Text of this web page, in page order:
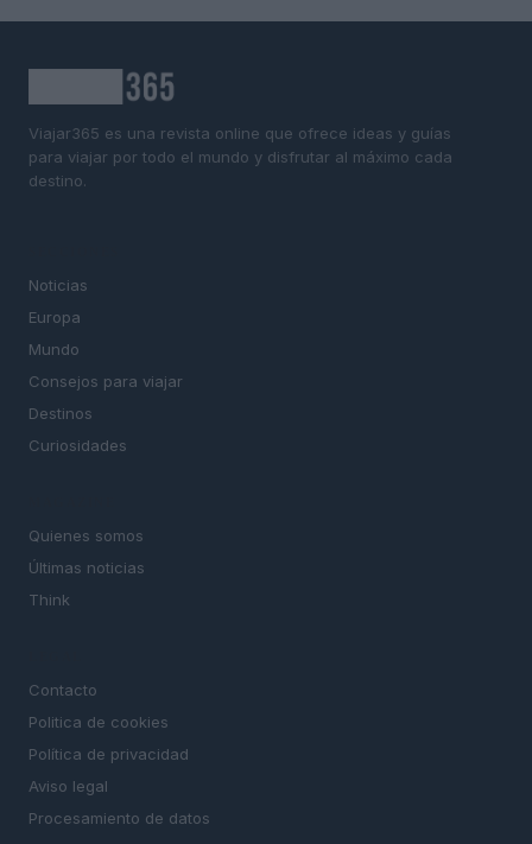
Viajar365 es una revista online que ofrece ideas y guías
para viajar por todo el mundo y disfrutar al máximo cada
destino.
Noticias
Europa
Mundo
Consejos para viajar
Destinos
Curiosidades
Quienes somos
Últimas noticias
Think
Contacto
Politica de cookies
Política de privacidad
Aviso legal
Procesamiento de datos